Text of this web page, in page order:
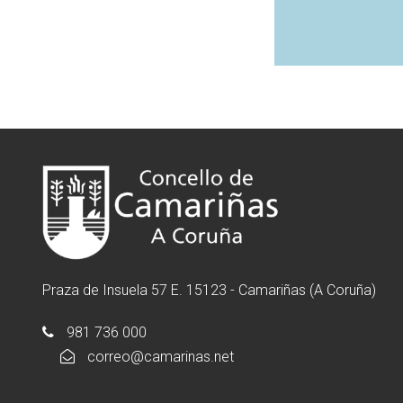
Praza de Insuela 57 E. 15123 - Camariñas (A Coruña)
981 736 000
correo@camarinas.net